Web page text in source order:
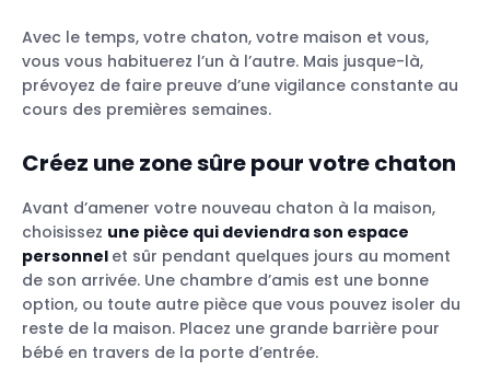
Avec le temps, votre chaton, votre maison et vous,
vous vous habituerez l’un à l’autre. Mais jusque-là,
prévoyez de faire preuve d’une vigilance constante au
cours des premières semaines.
Créez une zone sûre pour votre chaton
Avant d’amener votre nouveau chaton à la maison,
choisissez une pièce qui deviendra son espace
personnel et sûr pendant quelques jours au moment
de son arrivée. Une chambre d’amis est une bonne
option, ou toute autre pièce que vous pouvez isoler du
reste de la maison. Placez une grande barrière pour
bébé en travers de la porte d’entrée.